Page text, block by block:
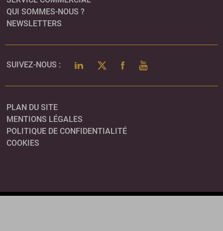
QUI SOMMES-NOUS ?
NEWSLETTERS
SUIVEZ-NOUS : LINKEDINTWITTERFACEBOOK
YOUTUBE
PLAN DU SITE
MENTIONS LÉGALES
POLITIQUE DE CONFIDENTIALITÉ
COOKIES